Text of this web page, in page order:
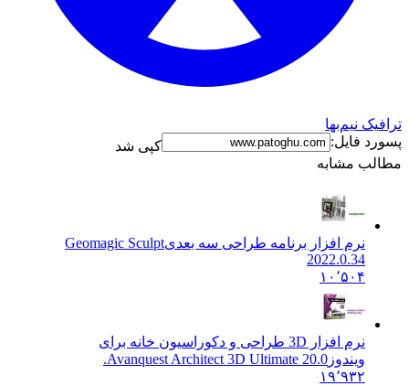
نیم‌بها
فایل:
کپی شد
مشابه
نرم افزار برنامه طراحی سه بعدیGeomagic Sculpt
2022.0.34
۱۰٬۵۰۴
نرم افزار 3D طراحی و دکوراسیون خانه برای
Avanquest Architect 3D Ultimate 20.0.
۱۹٬۹۳۲